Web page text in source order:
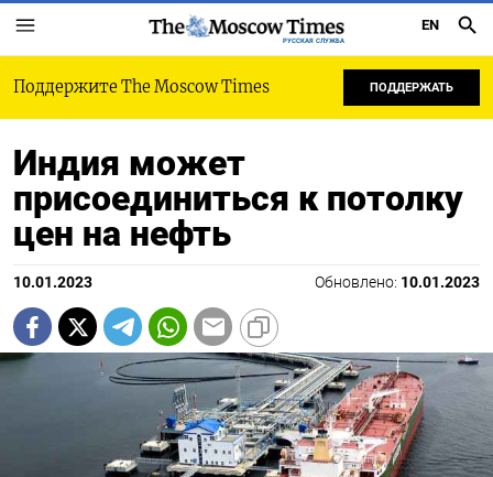
РУССКАЯ СЛУЖБА
EN
Поддержите The Moscow Times ПОДДЕРЖАТЬ
Индия может
присоединиться к потолку
цен на нефть
10.01.2023 Обновлено: 10.01.2023